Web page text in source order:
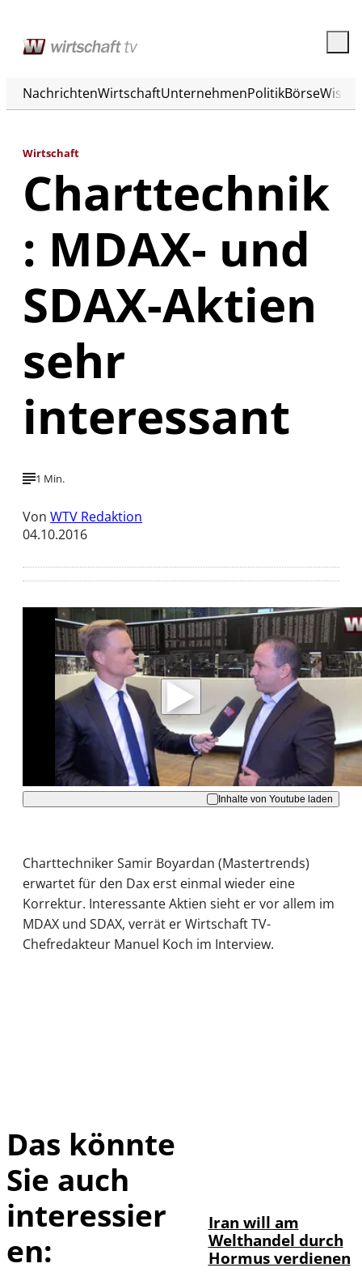
NachrichtenWirtschaftUnternehmenPolitikBörse
Wirtschaft
Charttechnik
: MDAX- und
SDAX-Aktien
sehr
interessant
1 Min.
Von WTV Redaktion
04.10.2016
Mit der Wiedergabe dieses Videos werden
Daten an Youtube übertragen.
Hinweise dazu erhalten Sie in derDatenschutzerklärung.
Akzeptieren
Inhalte von Youtube laden
Charttechniker Samir Boyardan (Mastertrends)
erwartet für den Dax erst einmal wieder eine
Korrektur. Interessante Aktien sieht er vor allem im
MDAX und SDAX, verrät er Wirtschaft TV-
Chefredakteur Manuel Koch im Interview.
Das könnte
Sie auch
interessier
en:
Iran will am
Welthandel durch
Hormus verdienen